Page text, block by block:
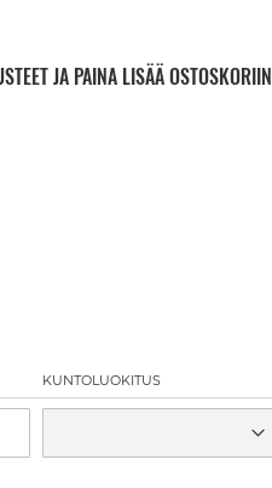
JA PAINA LISÄÄ OSTOSKORIIN
KUNTOLUOKITUS